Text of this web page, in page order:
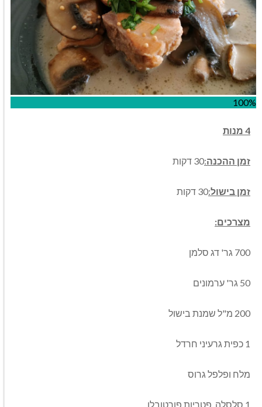
100%
4 מנות
זמן ההכנה:30 דקות
זמן בישול:30 דקות
מצרכים:
700 גר' דג סלמן
50 גר' ערמונים
200 מ"ל שמנת בישול
1 כפית גרעיני חרדל
מלח ופלפל גרוס
1 סלסלה פטריות פורטובלו